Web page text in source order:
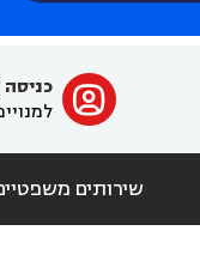
ﱐ כניסה
שירותים